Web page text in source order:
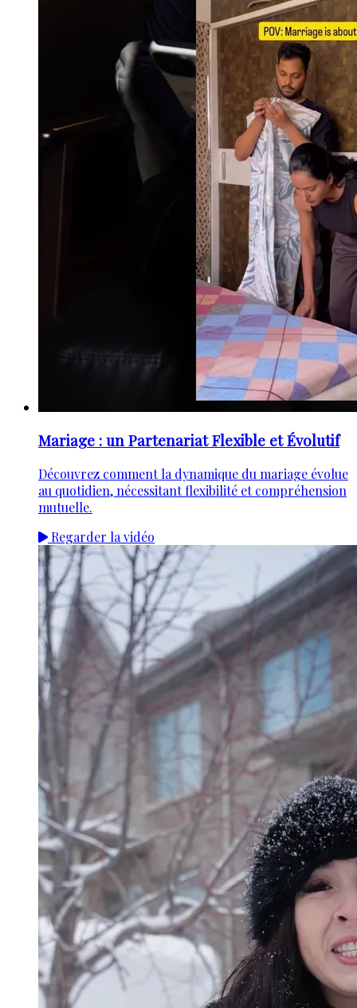
Mariage : un Partenariat Flexible et Évolutif
Découvrez comment la dynamique du mariage évolue
au quotidien, nécessitant flexibilité et compréhension
mutuelle.
Regarder la vidéo